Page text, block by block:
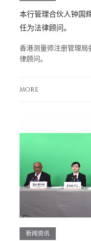
本行管理合伙人钟国
任为法律顾问。
香港测量师注册管理局
律顾问。
MORE
新闻资讯